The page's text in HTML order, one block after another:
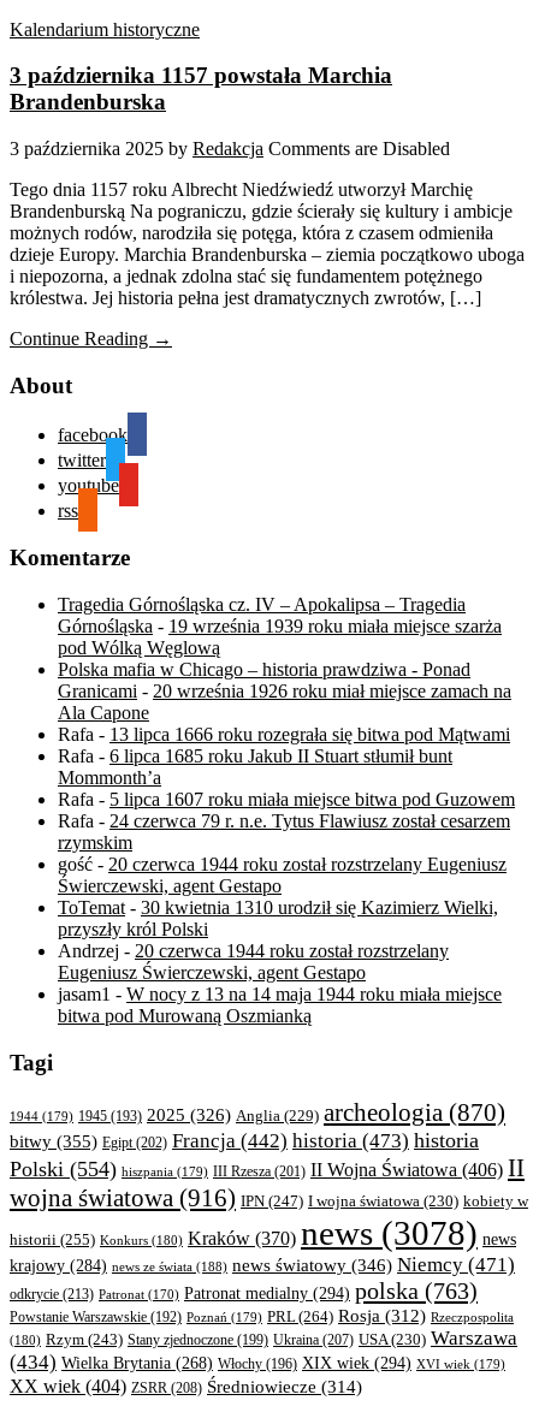
Kalendarium historyczne
3 października 1157 powstała Marchia
Brandenburska
3 października 2025 by Redakcja Comments are Disabled
Tego dnia 1157 roku Albrecht Niedźwiedź utworzył Marchię
Brandenburską Na pograniczu, gdzie ścierały się kultury i ambicje
możnych rodów, narodziła się potęga, która z czasem odmieniła
dzieje Europy. Marchia Brandenburska – ziemia początkowo uboga
i niepozorna, a jednak zdolna stać się fundamentem potężnego
królestwa. Jej historia pełna jest dramatycznych zwrotów, […]
Continue Reading →
About
facebook
twitter
youtube
rss
Komentarze
Tragedia Górnośląska cz. IV – Apokalipsa – Tragedia
Górnośląska - 19 września 1939 roku miała miejsce szarża
pod Wólką Węglową
Polska mafia w Chicago – historia prawdziwa - Ponad
Granicami - 20 września 1926 roku miał miejsce zamach na
Ala Capone
Rafa - 13 lipca 1666 roku rozegrała się bitwa pod Mątwami
Rafa - 6 lipca 1685 roku Jakub II Stuart stłumił bunt
Mommonth’a
Rafa - 5 lipca 1607 roku miała miejsce bitwa pod Guzowem
Rafa - 24 czerwca 79 r. n.e. Tytus Flawiusz został cesarzem
rzymskim
gość - 20 czerwca 1944 roku został rozstrzelany Eugeniusz
Świerczewski, agent Gestapo
ToTemat - 30 kwietnia 1310 urodził się Kazimierz Wielki,
przyszły król Polski
Andrzej - 20 czerwca 1944 roku został rozstrzelany
Eugeniusz Świerczewski, agent Gestapo
jasam1 - W nocy z 13 na 14 maja 1944 roku miała miejsce
bitwa pod Murowaną Oszmianką
Tagi
1944 (179) 1945 (193) 2025 (326) Anglia (229) archeologia (870)
bitwy (355) Egipt(202) Francja (442) historia (473) historia
Polski (554) hiszpania (179) III Rzesza (201) II Wojna Światowa (406) II
wojna światowa (916) IPN (247) I wojna światowa (230) kobiety w
historii (255) Konkurs (180) Kraków (370) news (3078) news
krajowy (284) news ze świata (188) news światowy (346) Niemcy (471)
odkrycie (213) Patronat (170) Patronat medialny (294) polska (763)
Powstanie Warszawskie (192) Poznań (179) PRL(264) Rosja (312) Rzeczpospolita
(180) Rzym (243) Stany zjednoczone (199) Ukraina (207) USA(230) Warszawa
(434) Wielka Brytania (268) Włochy (196) XIX wiek (294) XVI wiek (179)
XX wiek (404) ZSRR (208) Średniowiecze (314)